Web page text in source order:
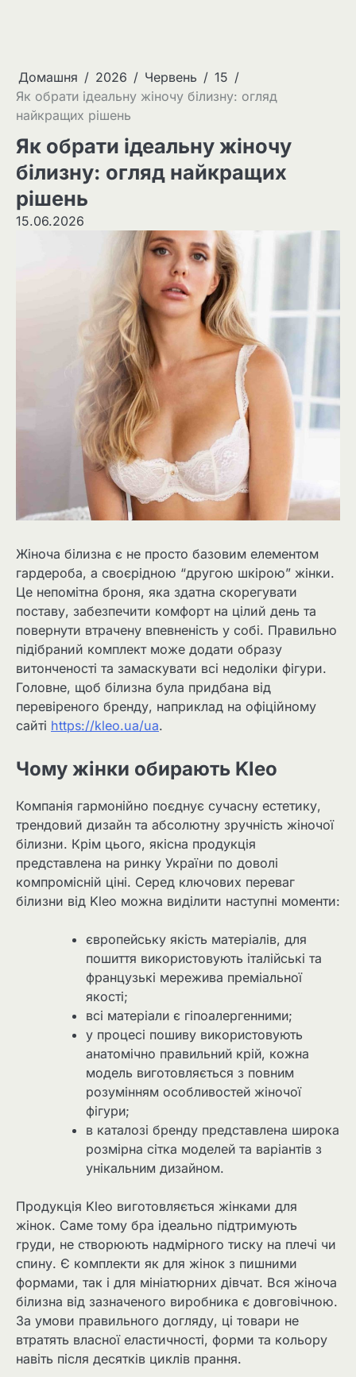
Домашня 2026 Червень
15
Як обрати ідеальну жіночу білизну: огляд
найкращих рішень
Як обрати ідеальну жіночу
білизну: огляд найкращих
рішень
15.06.2026
Жіноча білизна є не просто базовим елементом
гардероба, а своєрідною “другою шкірою” жінки.
Це непомітна броня, яка здатна скорегувати
поставу, забезпечити комфорт на цілий день та
повернути втрачену впевненість у собі. Правильно
підібраний комплект може додати образу
витонченості та замаскувати всі недоліки фігури.
Головне, щоб білизна була придбана від
перевіреного бренду, наприклад на офіційному
сайті https://kleo.ua/ua.
Чому жінки обирають Kleo
Компанія гармонійно поєднує сучасну естетику,
трендовий дизайн та абсолютну зручність жіночої
білизни. Крім цього, якісна продукція
представлена на ринку України по доволі
компромісній ціні. Серед ключових переваг
білизни від Kleo можна виділити наступні моменти:
європейську якість матеріалів, для
пошиття використовують італійські та
французькі мережива преміальної
якості;
всі матеріали є гіпоалергенними;
у процесі пошиву використовують
анатомічно правильний крій, кожна
модель виготовляється з повним
розумінням особливостей жіночої
фігури;
в каталозі бренду представлена широка
розмірна сітка моделей та варіантів з
унікальним дизайном.
Продукція Kleo виготовляється жінками для
жінок. Саме тому бра ідеально підтримують
груди, не створюють надмірного тиску на плечі чи
спину. Є комплекти як для жінок з пишними
формами, так і для мініатюрних дівчат. Вся жіноча
білизна від зазначеного виробника є довговічною.
За умови правильного догляду, ці товари не
втратять власної еластичності, форми та кольору
навіть після десятків циклів прання.